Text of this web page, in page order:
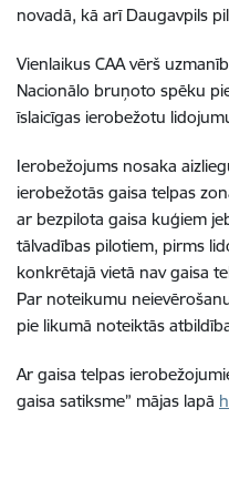
novadā, kā arī Daugavpils
Vienlaikus CAA vērš
Nacionālo bruņoto spēku
īslaicīgas ierobežotu
Ierobežojums nosaka
ierobežotās gaisa telpas
ar bezpilota gaisa kuģiem
tālvadības pilotiem, pirms
konkrētajā vietā nav gaisa
Par noteikumu
pie likumā noteiktās
Ar gaisa telpas
gaisa satiksme” mājas lapā